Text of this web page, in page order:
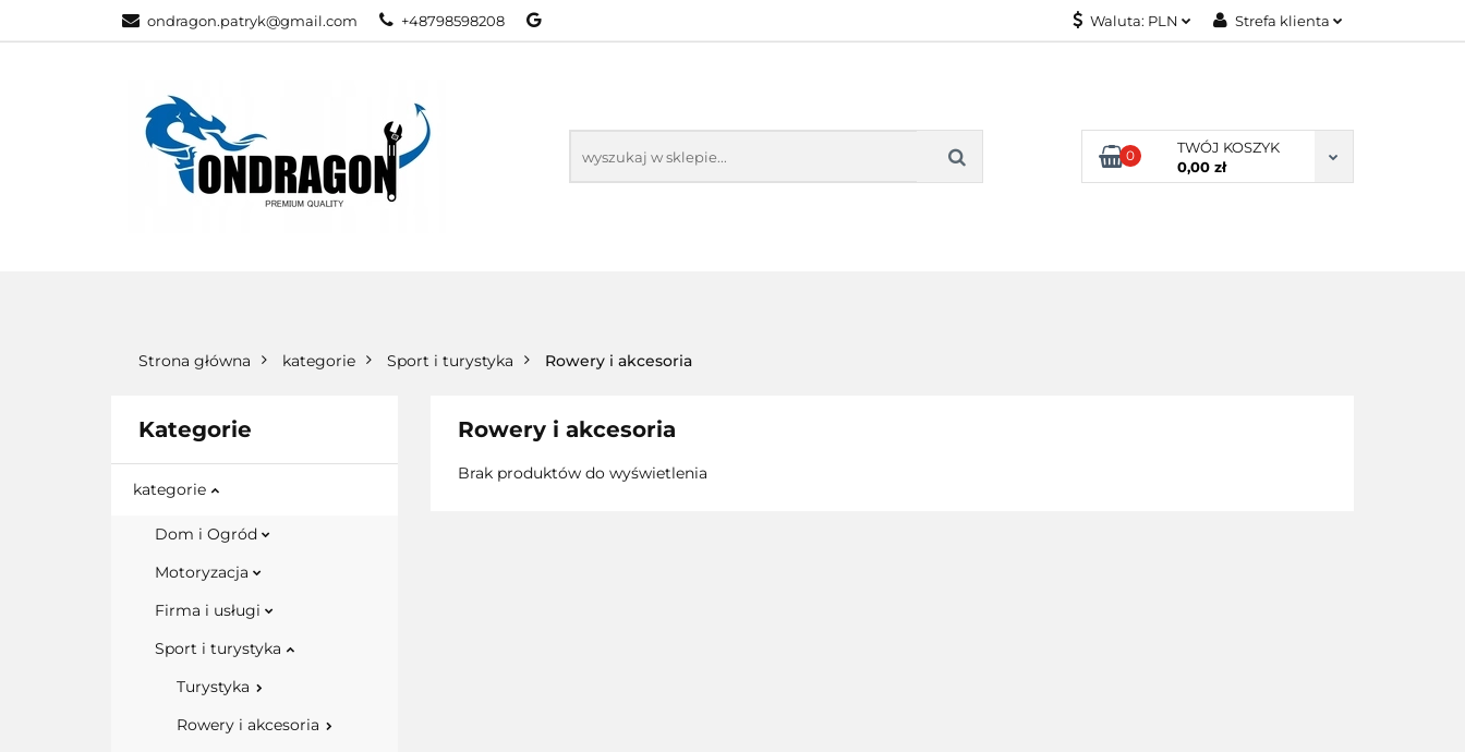
ondragon.patryk@gmail.com +48798598208 Waluta: PLN Strefa klienta
Dodaj zgłoszenie
Zgody cookies
0
TWÓJ KOSZYK
0,00 zł
KATEGORIE NOWOŚCI KONTAKT
Strona główna kategorie Sport i turystyka Rowery i akcesoria
Kategorie
kategorie
Dom i Ogród
Motoryzacja
Firma i usługi
Sport i turystyka
Turystyka
Rowery i akcesoria
Rowery i akcesoria
Brak produktów do wyświetlenia